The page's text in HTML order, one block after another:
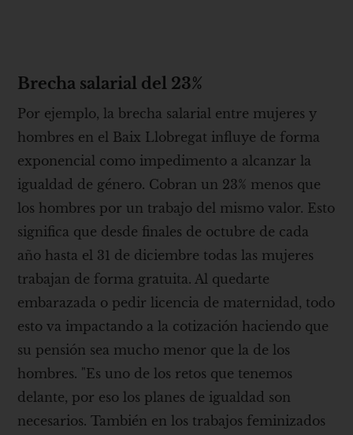
Brecha salarial del 23%
Por ejemplo, la brecha salarial entre mujeres y
hombres en el Baix Llobregat influye de forma
exponencial como impedimento a alcanzar la
igualdad de género. Cobran un 23% menos que
los hombres por un trabajo del mismo valor. Esto
significa que desde finales de octubre de cada
año hasta el 31 de diciembre todas las mujeres
trabajan de forma gratuita. Al quedarte
embarazada o pedir licencia de maternidad, todo
esto va impactando a la cotización haciendo que
su pensión sea mucho menor que la de los
hombres. "Es uno de los retos que tenemos
delante, por eso los planes de igualdad son
necesarios. También en los trabajos feminizados